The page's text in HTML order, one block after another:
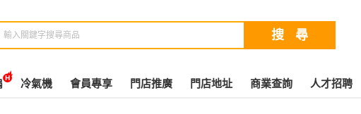
冷氣機 會員專享 門店推廣 門店地址 商業查詢 人才招聘